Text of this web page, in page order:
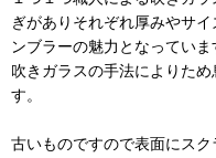
ぎがありそれぞれ厚みやサ
ンブラーの魅力となっていま
吹きガラスの手法によりた
す。
古いものですので表面にスク